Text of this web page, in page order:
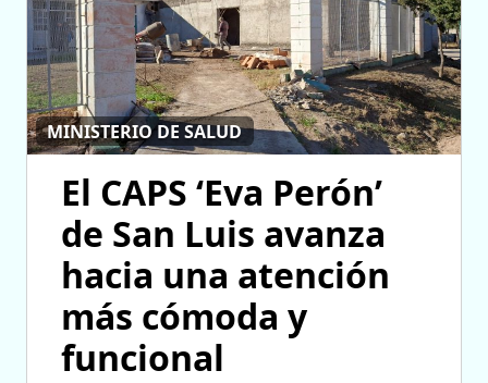
MINISTERIO DE SALUD
El CAPS ‘Eva Perón’
de San Luis avanza
hacia una atención
más cómoda y
funcional